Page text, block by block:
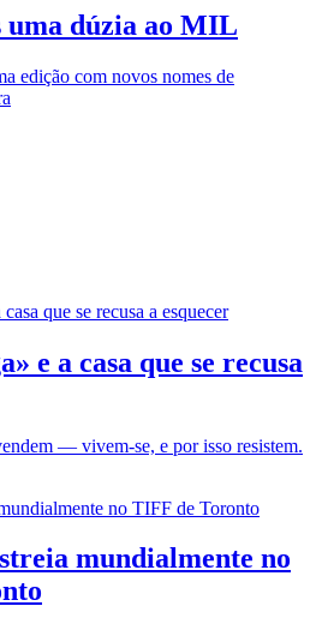
uma dúzia ao MIL
edição com novos nomes de
e a casa que se recusa
— vivem-se, e por isso resistem.
mundialmente no